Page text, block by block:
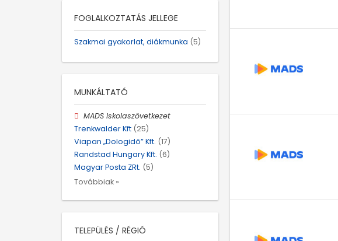
FOGLALKOZTATÁS JELLEGE
Szakmai gyakorlat, diákmunka (5)
MUNKÁLTATÓ
MADS Iskolaszövetkezet
Trenkwalder Kft (25)
Viapan „Dologidő” Kft. (17)
Randstad Hungary Kft. (6)
Magyar Posta ZRt. (5)
Továbbiak »
TELEPÜLÉS / RÉGIÓ